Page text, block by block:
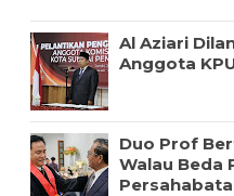
Al Aziari
Anggota
Duo Prof
Walau Beda